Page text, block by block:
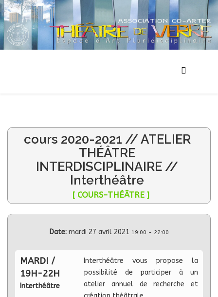
cours 2020-2021 // ATELIER
THÉÂTRE
INTERDISCIPLINAIRE //
Interthéâtre
[ COURS-THÉÂTRE ]
Date: mardi 27 avril 2021 19:00 - 22:00
MARDI /
19H-22H
Interthéâtre
Interthéâtre vous propose la
possibilité de participer à un
atelier annuel de recherche et